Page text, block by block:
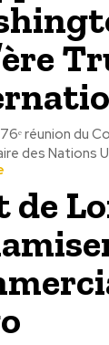
réunion du
des Nations
de